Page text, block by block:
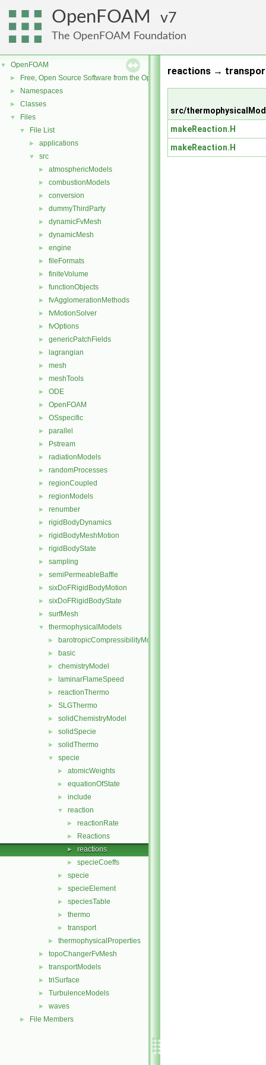
OpenFOAM 7
The OpenFOAM Foundation
▼ OpenFOAM
► Free, Open Source Software from the OpenFOAM Foundation
► Namespaces
► Classes
▼ Files
▼ File List
► applications
▼ src
► atmosphericModels
► combustionModels
► conversion
► dummyThirdParty
► dynamicFvMesh
► dynamicMesh
► engine
► fileFormats
► finiteVolume
► functionObjects
► fvAgglomerationMethods
► fvMotionSolver
► fvOptions
► genericPatchFields
► lagrangian
► mesh
► meshTools
► ODE
► OpenFOAM
► OSspecific
► parallel
► Pstream
► radiationModels
► randomProcesses
► regionCoupled
► regionModels
► renumber
► rigidBodyDynamics
► rigidBodyMeshMotion
► rigidBodyState
► sampling
► semiPermeableBaffle
► sixDoFRigidBodyMotion
► sixDoFRigidBodyState
► surfMesh
▼ thermophysicalModels
► barotropicCompressibilityModel
► basic
► chemistryModel
► laminarFlameSpeed
► reactionThermo
► SLGThermo
► solidChemistryModel
► solidSpecie
► solidThermo
▼ specie
► atomicWeights
► equationOfState
► include
▼ reaction
► reactionRate
► Reactions
► reactions
► specieCoeffs
► specie
► specieElement
► speciesTable
► thermo
► transport
► thermophysicalProperties
► topoChangerFvMesh
► transportModels
► triSurface
► TurbulenceModels
► waves
► File Members
reactions →
src/
makeReaction.H
makeReaction.H